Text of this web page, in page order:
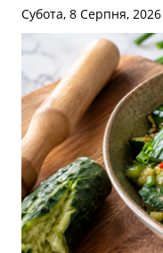
Субота, 8 Серпня, 2026